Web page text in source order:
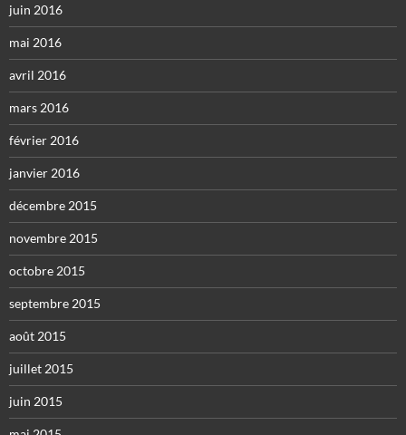
juin 2016
mai 2016
avril 2016
mars 2016
février 2016
janvier 2016
décembre 2015
novembre 2015
octobre 2015
septembre 2015
août 2015
juillet 2015
juin 2015